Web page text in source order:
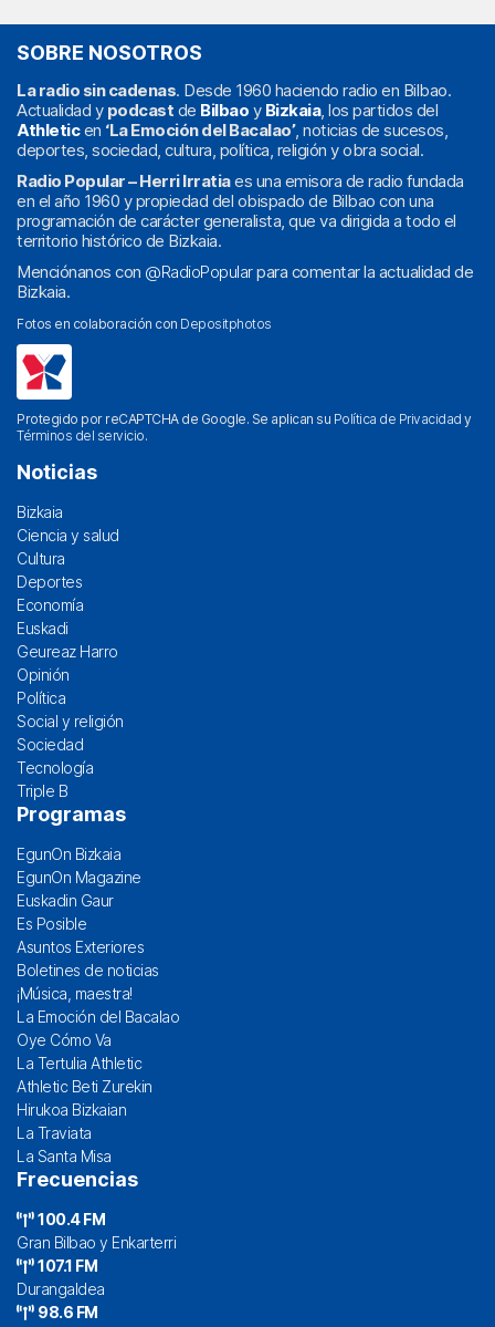
SOBRE NOSOTROS
La radio sin cadenas. Desde 1960 haciendo radio en Bilbao.
Actualidad y podcast de Bilbao y Bizkaia, los partidos del
Athleticen ‘La Emoción del Bacalao’, noticias de sucesos,
deportes, sociedad, cultura, política, religión y obra social.
Radio Popular – Herri Irratiaes una emisora de radio fundada
en el año 1960 y propiedad del obispado de Bilbao con una
programación de carácter generalista, que va dirigida a todo el
territorio histórico de Bizkaia.
Menciónanos con @RadioPopularpara comentar la actualidad de
Bizkaia.
Fotos en colaboración con Depositphotos
Protegido por reCAPTCHA de Google. Se aplican su Política de Privacidad y
Términos del servicio.
Noticias
Bizkaia
Ciencia y salud
Cultura
Deportes
Economía
Euskadi
Geureaz Harro
Opinión
Política
Social y religión
Sociedad
Tecnología
Triple B
Programas
EgunOn Bizkaia
EgunOn Magazine
Euskadin Gaur
Es Posible
Asuntos Exteriores
Boletines de noticias
¡Música, maestra!
La Emoción del Bacalao
Oye Cómo Va
La Tertulia Athletic
Athletic Beti Zurekin
Hirukoa Bizkaian
La Traviata
La Santa Misa
Frecuencias
100.4 FM
Gran Bilbao y Enkarterri
107.1 FM
Durangaldea
98.6 FM